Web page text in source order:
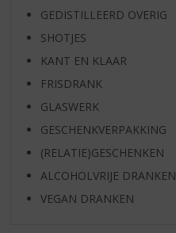
GEDISTILLEERD OVERIG
SHOTJES
KANT EN KLAAR
FRISDRANK
GLASWERK
GESCHENKVERPAKKING
(RELATIE)GESCHENKEN
ALCOHOLVRIJE DRANKEN
VEGAN DRANKEN